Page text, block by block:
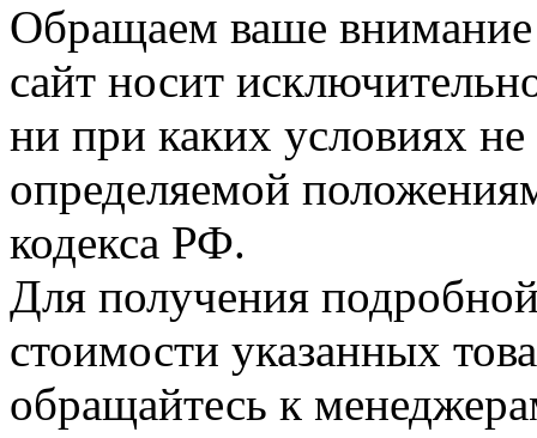
Обращаем ваше
сайт носит
ни при каких условиях
определяемой
кодекса РФ.
Для получения
стоимости указанных
обращайтесь к